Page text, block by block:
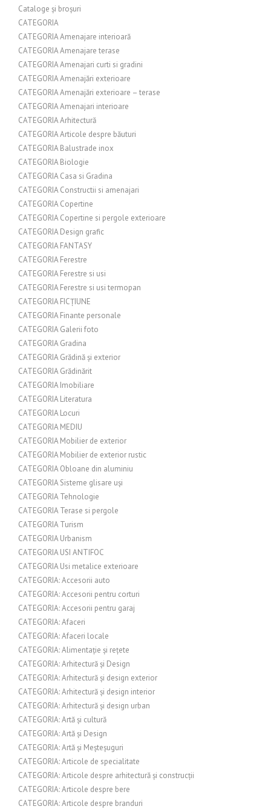
Cataloge și broșuri
CATEGORIA
CATEGORIA Amenajare interioară
CATEGORIA Amenajare terase
CATEGORIA Amenajari curti si gradini
CATEGORIA Amenajări exterioare
CATEGORIA Amenajări exterioare – terase
CATEGORIA Amenajari interioare
CATEGORIA Arhitectură
CATEGORIA Articole despre băuturi
CATEGORIA Balustrade inox
CATEGORIA Biologie
CATEGORIA Casa si Gradina
CATEGORIA Constructii si amenajari
CATEGORIA Copertine
CATEGORIA Copertine si pergole exterioare
CATEGORIA Design grafic
CATEGORIA FANTASY
CATEGORIA Ferestre
CATEGORIA Ferestre si usi
CATEGORIA Ferestre si usi termopan
CATEGORIA FICȚIUNE
CATEGORIA Finante personale
CATEGORIA Galerii foto
CATEGORIA Gradina
CATEGORIA Grădină și exterior
CATEGORIA Grădinărit
CATEGORIA Imobiliare
CATEGORIA Literatura
CATEGORIA Locuri
CATEGORIA MEDIU
CATEGORIA Mobilier de exterior
CATEGORIA Mobilier de exterior rustic
CATEGORIA Obloane din aluminiu
CATEGORIA Sisteme glisare uși
CATEGORIA Tehnologie
CATEGORIA Terase si pergole
CATEGORIA Turism
CATEGORIA Urbanism
CATEGORIA USI ANTIFOC
CATEGORIA Usi metalice exterioare
CATEGORIA: Accesorii auto
CATEGORIA: Accesorii pentru corturi
CATEGORIA: Accesorii pentru garaj
CATEGORIA: Afaceri
CATEGORIA: Afaceri locale
CATEGORIA: Alimentație și rețete
CATEGORIA: Arhitectură și Design
CATEGORIA: Arhitectură și design exterior
CATEGORIA: Arhitectură și design interior
CATEGORIA: Arhitectură și design urban
CATEGORIA: Artă și cultură
CATEGORIA: Artă și Design
CATEGORIA: Artă și Meșteșuguri
CATEGORIA: Articole de specialitate
CATEGORIA: Articole despre arhitectură și construcții
CATEGORIA: Articole despre bere
CATEGORIA: Articole despre branduri